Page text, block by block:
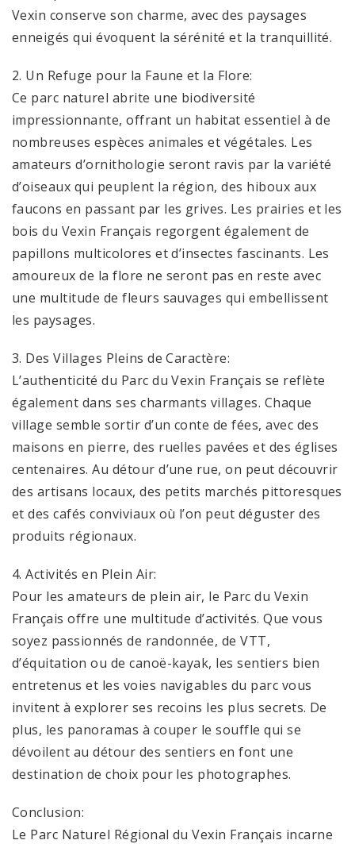
Vexin conserve son charme, avec des paysages
enneigés qui évoquent la sérénité et la tranquillité.
2. Un Refuge pour la Faune et la Flore:
Ce parc naturel abrite une biodiversité
impressionnante, offrant un habitat essentiel à de
nombreuses espèces animales et végétales. Les
amateurs d’ornithologie seront ravis par la variété
d’oiseaux qui peuplent la région, des hiboux aux
faucons en passant par les grives. Les prairies et les
bois du Vexin Français regorgent également de
papillons multicolores et d’insectes fascinants. Les
amoureux de la flore ne seront pas en reste avec
une multitude de fleurs sauvages qui embellissent
les paysages.
3. Des Villages Pleins de Caractère:
L’authenticité du Parc du Vexin Français se reflète
également dans ses charmants villages. Chaque
village semble sortir d’un conte de fées, avec des
maisons en pierre, des ruelles pavées et des églises
centenaires. Au détour d’une rue, on peut découvrir
des artisans locaux, des petits marchés pittoresques
et des cafés conviviaux où l’on peut déguster des
produits régionaux.
4. Activités en Plein Air:
Pour les amateurs de plein air, le Parc du Vexin
Français offre une multitude d’activités. Que vous
soyez passionnés de randonnée, de VTT,
d’équitation ou de canoë-kayak, les sentiers bien
entretenus et les voies navigables du parc vous
invitent à explorer ses recoins les plus secrets. De
plus, les panoramas à couper le souffle qui se
dévoilent au détour des sentiers en font une
destination de choix pour les photographes.
Conclusion:
Le Parc Naturel Régional du Vexin Français incarne